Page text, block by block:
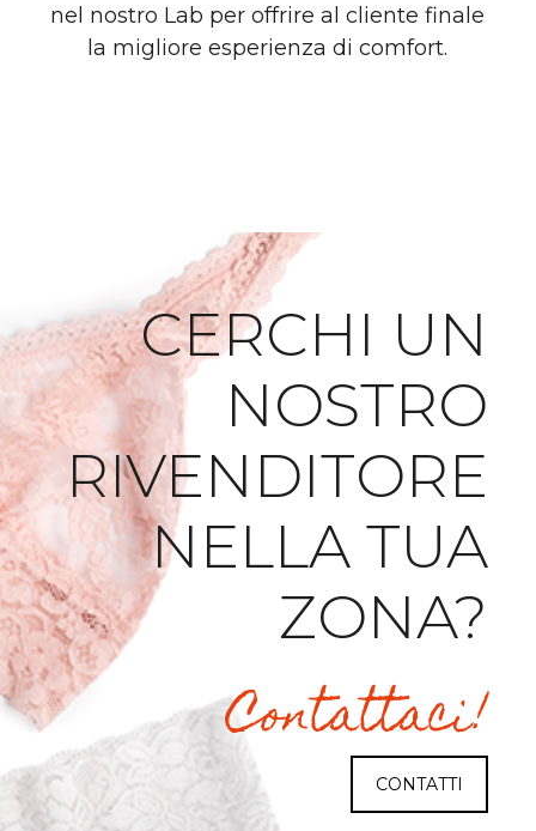
nel nostro Lab per offrire al cliente finale
la migliore esperienza di comfort.
CERCHI UN
NOSTRO
RIVENDITORE
NELLA TUA
ZONA?
Contattaci!
CONTATTI